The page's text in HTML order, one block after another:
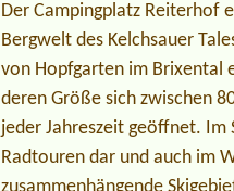
Der Campingplatz Reiterhof
Bergwelt des Kelchsauer
von Hopfgarten im Brixental
deren Größe sich zwischen
jeder Jahreszeit geöffnet. Im
Radtouren dar und auch im